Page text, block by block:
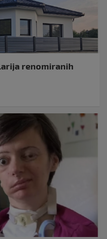
renomiranih